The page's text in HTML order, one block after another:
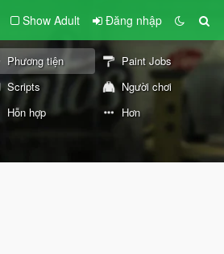
Show Adult Đăng nhập
Phương tiện
Paint Jobs
Scripts
Người chơi
Hỗn hợp Hơn